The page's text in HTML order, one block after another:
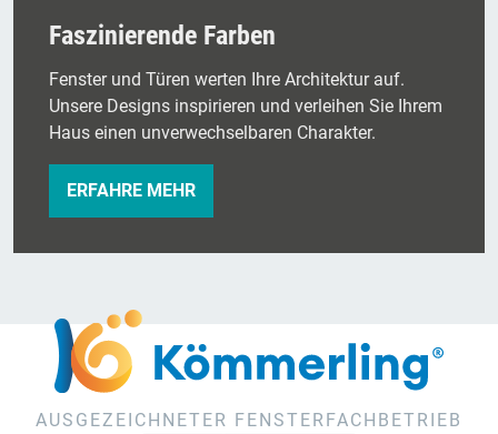
Faszinierende Farben
Fenster und Türen werten Ihre Architektur auf.
Unsere Designs inspirieren und verleihen Sie Ihrem
Haus einen unverwechselbaren Charakter.
ERFAHRE MEHR
AUSGEZEICHNETER FENSTERFACHBETRIEB